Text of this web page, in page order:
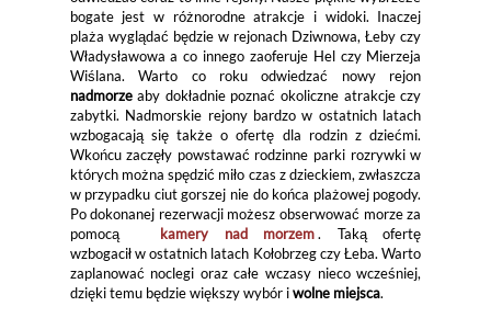
bogate jest w różnorodne atrakcje i widoki. Inaczej
plaża wyglądać będzie w rejonach Dziwnowa, Łeby czy
Władysławowa a co innego zaoferuje Hel czy Mierzeja
Wiślana. Warto co roku odwiedzać nowy rejon
nadmorzeaby dokładnie poznać okoliczne atrakcje czy
zabytki. Nadmorskie rejony bardzo w ostatnich latach
wzbogacają się także o ofertę dla rodzin z dziećmi.
Wkońcu zaczęły powstawać rodzinne parki rozrywki w
których można spędzić miło czas z dzieckiem, zwłaszcza
w przypadku ciut gorszej nie do końca plażowej pogody.
Po dokonanej rezerwacji możesz obserwować morze za
pomocą
kamery nad morzem . Taką ofertę
wzbogacił w ostatnich latach Kołobrzeg czy Łeba. Warto
zaplanować noclegi oraz całe wczasy nieco wcześniej,
dzięki temu będzie większy wybór iwolne miejsca.